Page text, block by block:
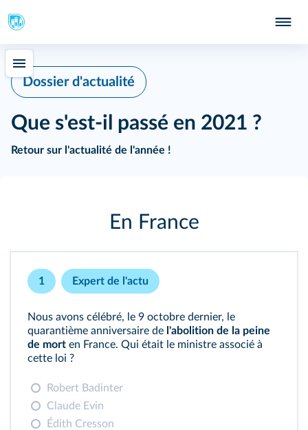
Dossier d'actualité
Que s'est‑il passé en 2021 ?
Retour sur l'actualité de l'année !
En France
1 Expert de l'actu
Nous avons célébré, le 9 octobre dernier, le
quarantième anniversaire de l'abolition de la peine
de mort en France. Qui était le ministre associé à
cette loi ?
Robert Badinter
Claude Evin
Édith Cresson